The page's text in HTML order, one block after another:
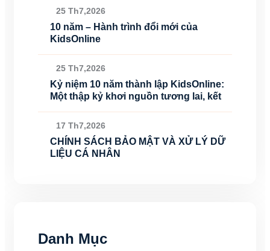
25 Th7,2026
10 năm – Hành trình đổi mới của
KidsOnline
25 Th7,2026
Kỷ niệm 10 năm thành lập KidsOnline:
Một thập kỷ khơi nguồn tương lai, kết
17 Th7,2026
CHÍNH SÁCH BẢO MẬT VÀ XỬ LÝ DỮ
LIỆU CÁ NHÂN
Danh Mục